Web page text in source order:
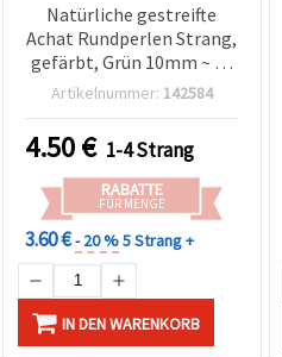
Natürliche gestreifte
Achat Rundperlen Strang,
gefärbt, Grün 10mm ~ 38
Stück (Sortiert/Mix)
Artikelnummer: 142584
4.50€ 1-4 Strang
RABATTE
FÜR MENGE
3.60 €- 20 %5 Strang +
IN DEN WARENKORB